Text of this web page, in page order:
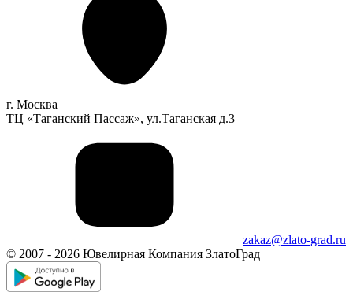
г. Москва
ТЦ «Таганский Пассаж», ул.Таганская д.3
zakaz@zlato-grad.ru
© 2007 - 2026 Ювелирная Компания ЗлатоГрад